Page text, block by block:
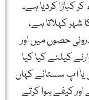
کباڑا کردیا ہے۔
شہر کہلاتا ہے،
حصوں میں اور
کیلئے کیا کیا
یا آپ سستانے کہاں
کیفے ہوا کرتے